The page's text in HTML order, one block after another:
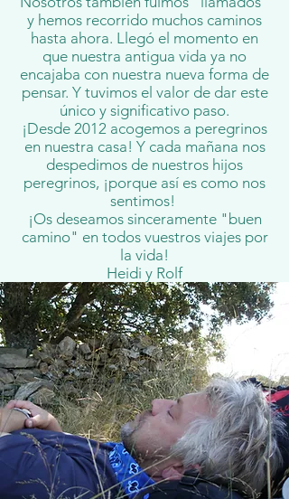
y hemos recorrido muchos caminos
hasta ahora. Llegó el momento en
que nuestra antigua vida ya no
encajaba con nuestra nueva forma de
pensar. Y tuvimos el valor de dar este
único y significativo paso.
¡Desde 2012 acogemos a peregrinos
en nuestra casa! Y cada mañana nos
despedimos de nuestros hijos
peregrinos, ¡porque así es como nos
sentimos!
¡Os deseamos sinceramente "buen
camino" en todos vuestros viajes por
la vida!
Heidi y Rolf